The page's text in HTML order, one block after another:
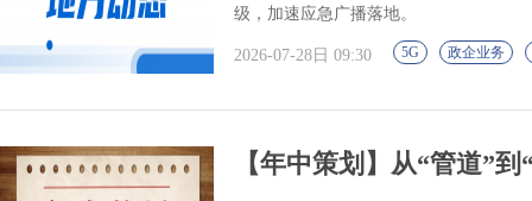
级，加速应急广播落地。
2026-07-28日 09:30 5G 政企业务
【年中策划】从“管道”